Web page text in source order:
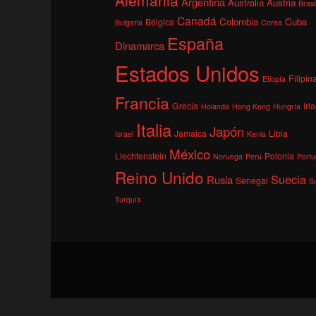
Brasil
Bulgaria Bélgica Canadá Colombia Corea Cuba
Dinamarca España
Estados Unidos Etiopía
Francia Grecia Holanda Hong Kong Hungría
Israel Italia Jamaica Japón Kenia Libia
Liechtenstein México Noruega Perú Polonia
Reino Unido Rusia Senegal Suecia
Turquía